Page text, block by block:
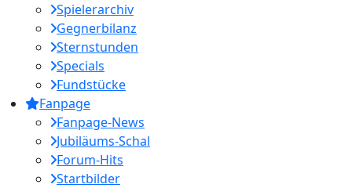
Spielerarchiv
Gegnerbilanz
Sternstunden
Specials
Fundstücke
Fanpage
Fanpage-News
Jubiläums-Schal
Forum-Hits
Startbilder